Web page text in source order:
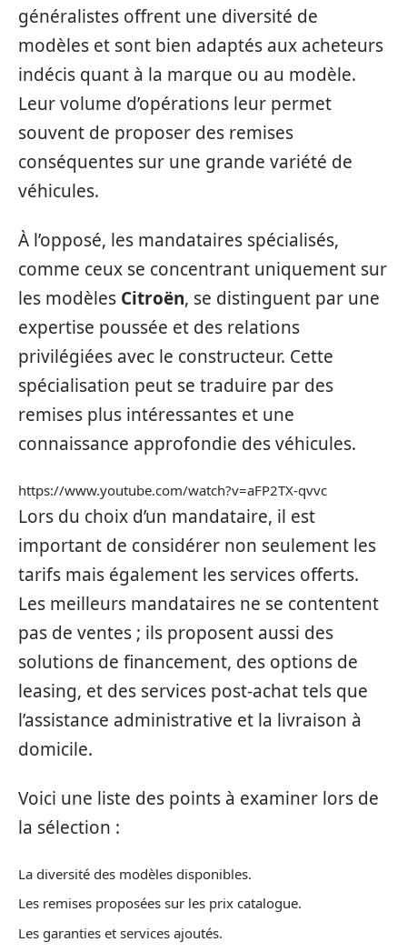
généralistes offrent une diversité de
modèles et sont bien adaptés aux acheteurs
indécis quant à la marque ou au modèle.
Leur volume d’opérations leur permet
souvent de proposer des remises
conséquentes sur une grande variété de
véhicules.
À l’opposé, les mandataires spécialisés,
comme ceux se concentrant uniquement sur
les modèles Citroën, se distinguent par une
expertise poussée et des relations
privilégiées avec le constructeur. Cette
spécialisation peut se traduire par des
remises plus intéressantes et une
connaissance approfondie des véhicules.
https://www.youtube.com/watch?v=aFP2TX-qvvc
Lors du choix d’un mandataire, il est
important de considérer non seulement les
tarifs mais également les services offerts.
Les meilleurs mandataires ne se contentent
pas de ventes ; ils proposent aussi des
solutions de financement, des options de
leasing, et des services post-achat tels que
l’assistance administrative et la livraison à
domicile.
Voici une liste des points à examiner lors de
la sélection :
La diversité des modèles disponibles.
Les remises proposées sur les prix catalogue.
Les garanties et services ajoutés.